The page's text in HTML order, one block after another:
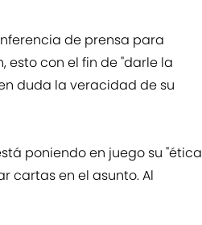
de prensa para
esto con el fin de "darle la
duda la veracidad de su
poniendo en juego su "ética
cartas en el asunto. Al